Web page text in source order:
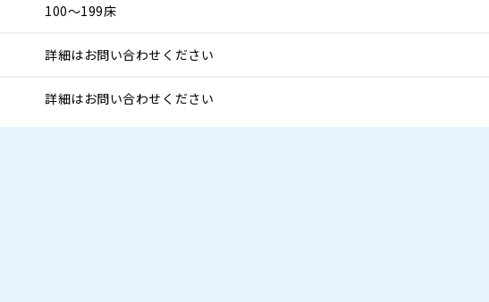
100～199床
詳細はお問い合わせください
詳細はお問い合わせください